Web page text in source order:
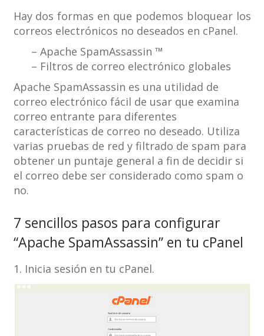
Hay dos formas en que podemos bloquear los
correos electrónicos no deseados en cPanel.
– Apache SpamAssassin ™
– Filtros de correo electrónico globales
Apache SpamAssassin es una utilidad de
correo electrónico fácil de usar que examina
correo entrante para diferentes
características de correo no deseado. Utiliza
varias pruebas de red y filtrado de spam para
obtener un puntaje general a fin de decidir si
el correo debe ser considerado como spam o
no.
7 sencillos pasos para configurar
“Apache SpamAssassin” en tu cPanel
1. Inicia sesión en tu cPanel.